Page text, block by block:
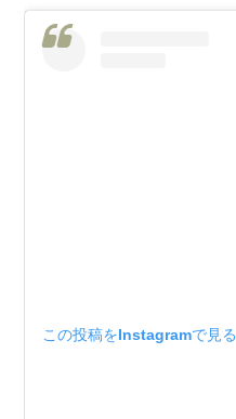
この投稿をInstagramで見る